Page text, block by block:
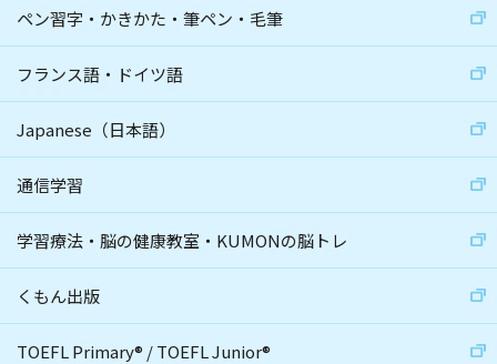
ペン習字・かきかた・筆ペン・毛筆
フランス語・ドイツ語
Japanese（日本語）
通信学習
学習療法・脳の健康教室・KUMONの脳トレ
くもん出版
TOEFL Primary® /TOEFL Junior®